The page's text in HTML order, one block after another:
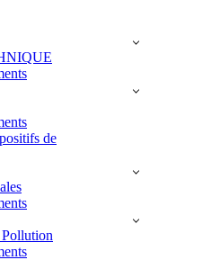
de